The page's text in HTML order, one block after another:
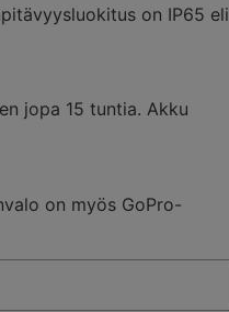
on IP65 eli
jopa 15 tuntia. Akku
on myös GoPro-